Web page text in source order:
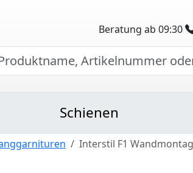
Beratung ab 09:30
Schienen
Interstil F1